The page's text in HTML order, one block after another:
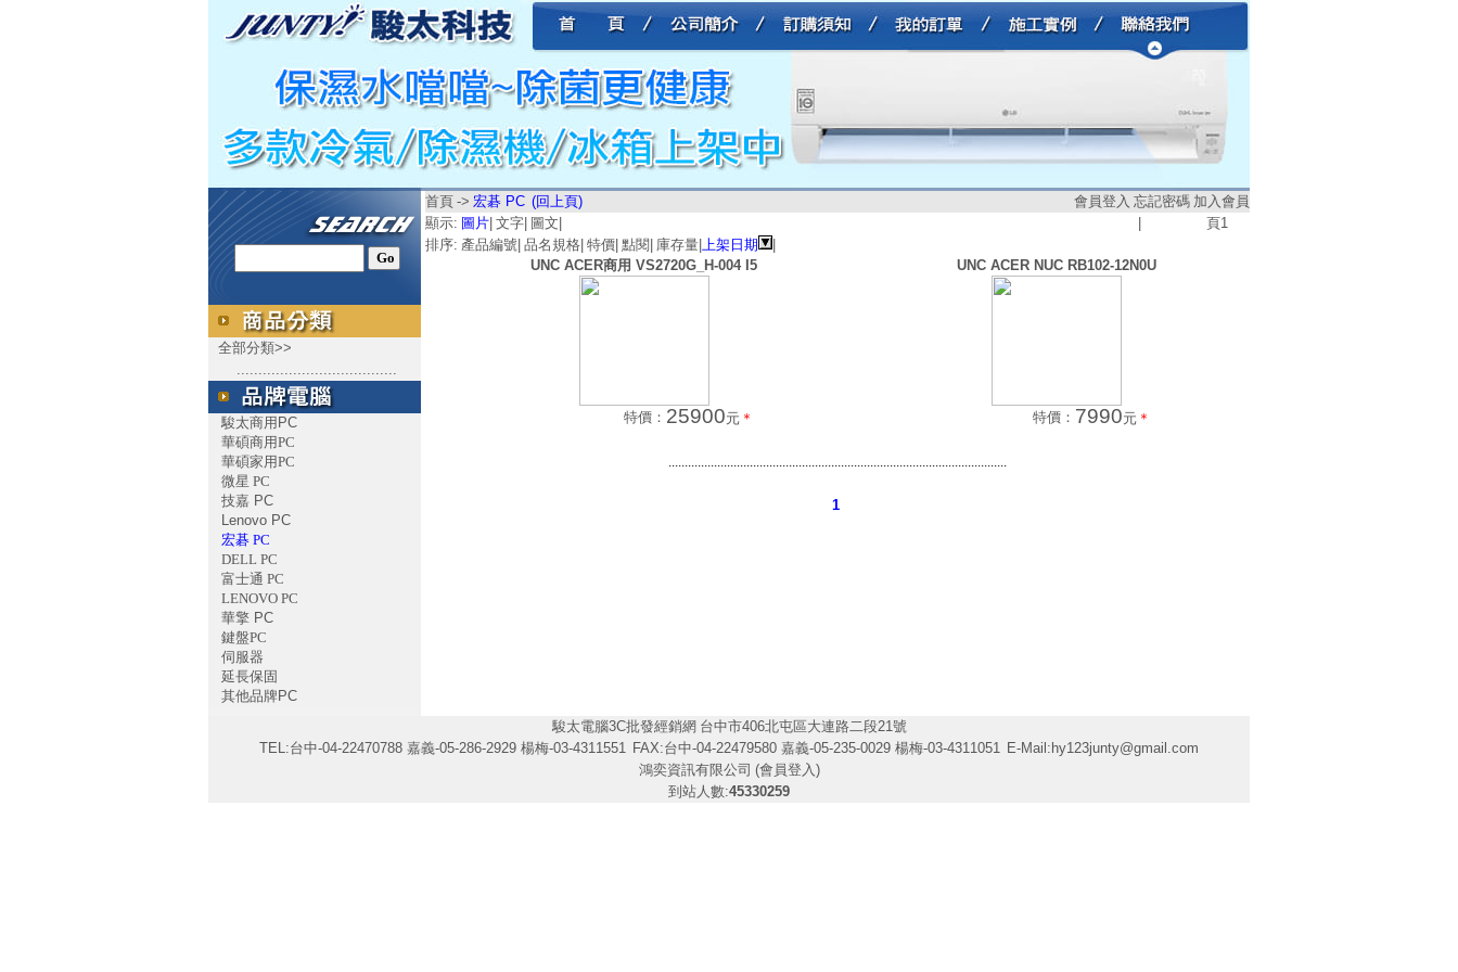
全部分類>>
.....................................
駿太商用PC
華碩商用PC
華碩家用PC
微星 PC
技嘉 PC
Lenovo PC
宏碁 PC
DELL PC
富士通 PC
LENOVO PC
華擎 PC
鍵盤PC
伺服器
延長保固
其他品牌PC
首頁 -> 宏碁 PC (回上頁) 會員登入 忘記密碼 加入會員
顯示: 圖片 文字 圖文 頁1
排序: 產品編號 品名規格 特價 點閱 庫存量 上架日期
UNC ACER商用 VS2720G_H-004 I5
特價： 25900元 ＊
UNC ACER NUC RB102-12N0U
特價： 7990元 ＊
........................................................................................................
1
駿太電腦3C批發經銷網 台中市406北屯區大連路二段21號
TEL:台中-04-22470788 嘉義-05-286-2929 楊梅-03-4311551 FAX:台中-04-22479580 嘉義-05-235-0029 楊梅-03-4311051 E-Mail: hy123junty@gmail.com
鴻奕資訊有限公司 (會員登入)
到站人數:45330259